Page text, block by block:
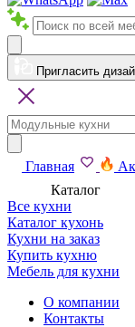
Пригласить
Главная
Каталог
Все кухни
Каталог кухонь
Кухни на заказ
Купить кухню
Мебель для кухни
О компании
Контакты